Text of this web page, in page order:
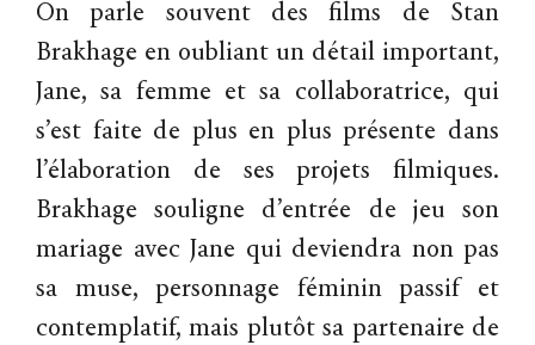
On parle souvent des films de Stan
Brakhage en oubliant un détail important,
Jane, sa femme et sa collaboratrice, qui
s’est faite de plus en plus présente dans
l’élaboration de ses projets filmiques.
Brakhage souligne d’entrée de jeu son
mariage avec Jane qui deviendra non pas
sa muse, personnage féminin passif et
contemplatif, mais plutôt sa partenaire de